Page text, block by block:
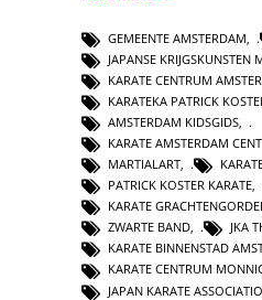
GEMEENTE AMSTERDAM
JAPANSE KRIJGSKUNSTEN
KARATE CENTRUM
KARATEKA PATRICK
AMSTERDAM KIDSGIDS,
KARATE AMSTERDAM
MARTIALART,
PATRICK KOSTER KARATE,
KARATE
ZWARTE BAND, JKA
KARATE BINNENSTAD
KARATE CENTRUM
JAPAN KARATE